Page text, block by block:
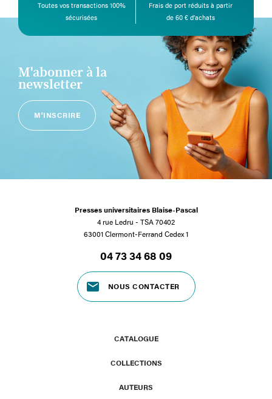
Toutes vos transactions 100%
sécurisées
Frais de port réduits à partir
de 60 € d’achats
M'abonner à la
newsletter
M'INSCRIRE
Presses universitaires Blaise-Pascal
4 rue Ledru - TSA 70402
63001 Clermont-Ferrand Cedex 1
04 73 34 68 09
NOUS CONTACTER
CATALOGUE
COLLECTIONS
AUTEURS